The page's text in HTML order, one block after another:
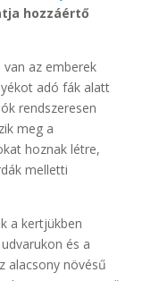
hozzáértő
az emberek
adó fák alatt
rendszeresen
meg a
hoznak létre,
melletti
a kertjükben
és a
alacsony növésű